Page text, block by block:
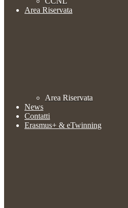
Area Riservata
Area Riservata
News
Contatti
Erasmus+ & eTwinning